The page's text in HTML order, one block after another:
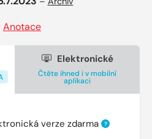
Anotace
Elektronické
Čtěte ihned i v mobilní
aplikaci
verze zdarma ?